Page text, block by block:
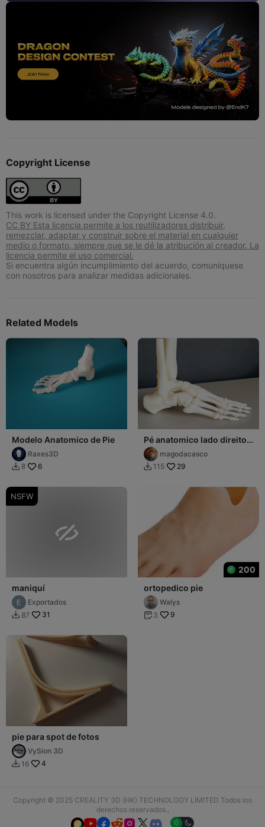
Copyright License
This work is licensed under the Copyright License 4.0.
CC BY Esta licencia permite a los reutilizadores distribuir,
remezclar, adaptar y construir sobre el material en cualquier
medio o formato, siempre que se le dé la atribución al creador. La
licencia permite el uso comercial.
Si encuentra algún incumplimiento del acuerdo, comuníquese
con nosotros para analizar medidas adicionales.
Related Models
Modelo Anatomico de Pie
Raxes3D
 8 6
Pé anatomico lado direito
RIGIDOmagodacasco
 115 29
NSFW

maniquí
Exportados
 87 31
200
ortopedico pie
Walys
 3 9
pie para spot de fotos
VySion 3D
 16 4
Copyright © 2025 CREALITY 3D (HK) TECHNOLOGY LIMITED Todos los
derechos reservados.,
  